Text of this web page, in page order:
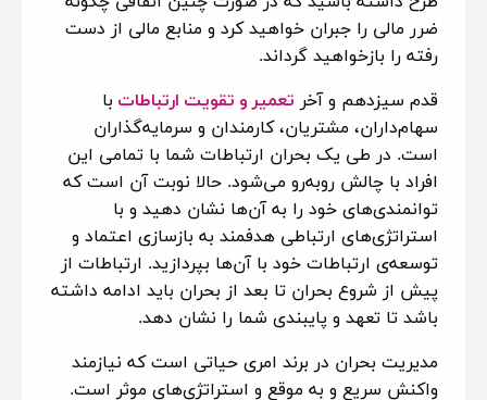
ضرر مالی را جبران خواهید کرد و منابع مالی از دست
رفته را بازخواهید گرداند.
قدم سیزدهم و آخر تعمیر و تقویت ارتباطات با
سهام‌داران، مشتریان، کارمندان و سرمایه‌گذاران
است. در طی یک بحران ارتباطات شما با تمامی این
افراد با چالش رو‌به‌رو می‌شود. حالا نوبت آن‌ است که
توانمندی‌های خود را به آن‌ها نشان دهید و با
استراتژی‌های ارتباطی هدفمند به بازسازی اعتماد و
توسعه‌ی ارتباطات خود با آن‌ها بپردازید. ارتباطات از
پیش از شروع بحران تا بعد از بحران باید ادامه داشته
باشد تا تعهد و پایبندی شما را نشان دهد.
مدیریت بحران در برند امری حیاتی است که نیازمند
واکنش سریع و به موقع و استراتژی‌های موثر است.